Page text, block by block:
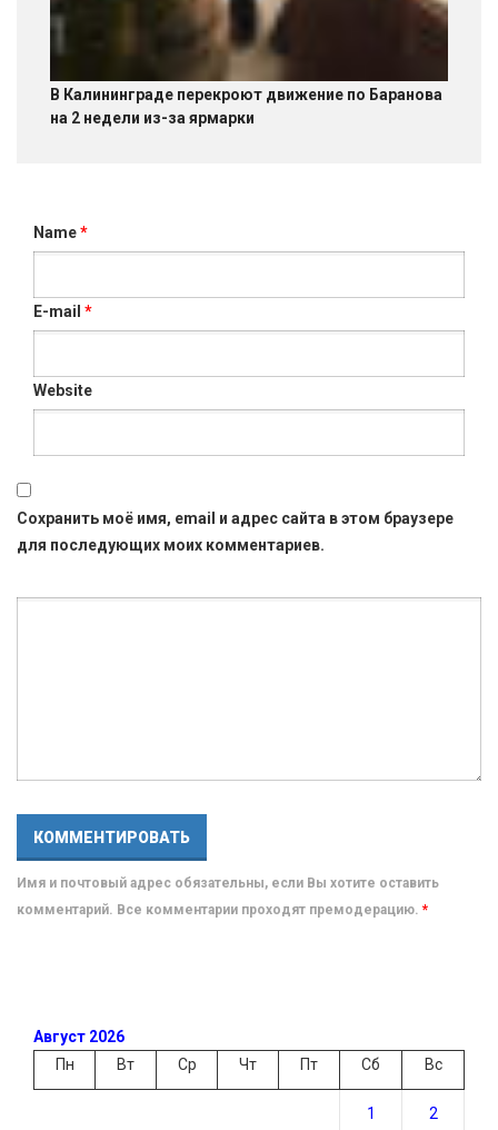
В Калининграде перекроют движение по Баранова
на 2 недели из-за ярмарки
Name*
E-mail *
Website
Сохранить моё имя, email и адрес сайта в этом браузере
для последующих моих комментариев.
Имя и почтовый адрес обязательны, если Вы хотите оставить
комментарий. Все комментарии проходят премодерацию. *
Август 2026
Пн
Вт Ср Чт Пт Сб Вс
1 2